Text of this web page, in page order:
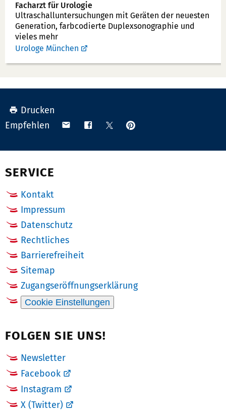
u
m
m
e
r:
Facharzt für Urologie
Ultraschallunter­suchungen mit Geräten der neuesten
Generation, farbcodierte Duplex­sonographie und
vieles mehr
Urologe München
Drucken
Empfehlen
Teilen Teilen TeilenAnpinnen
SERVICE
Kontakt
Impressum
Datenschutz
Rechtliches
Barrierefreiheit
Sitemap
Zugangseröffnungserklärung
Cookie Einstellungen
FOLGEN SIE UNS!
Newsletter
Facebook
Instagram
X (Twitter)